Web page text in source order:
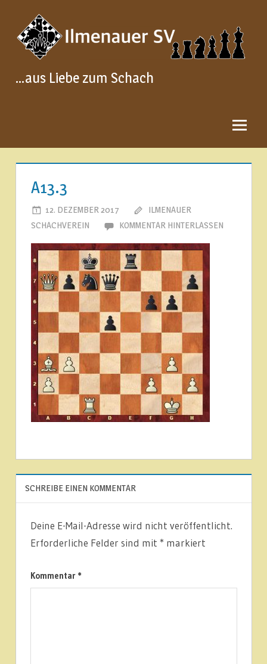
Inhalt
springen
…aus Liebe zum Schach
A13.3
12. DEZEMBER 2017
ILMENAUER
SCHACHVEREIN
KOMMENTAR HINTERLASSEN
SCHREIBE EINEN KOMMENTAR
Deine E-Mail-Adresse wird nicht veröffentlicht.
Erforderliche Felder sind mit * markiert
Kommentar *